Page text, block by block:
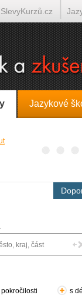
Jazykové
s
SlevyKurzů.cz
Tlumočení-